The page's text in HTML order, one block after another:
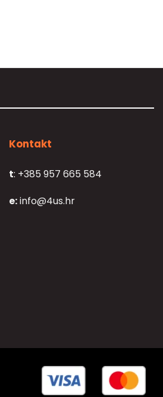
Kontakt
t: +385 957 665 584
e:info@4us.hr